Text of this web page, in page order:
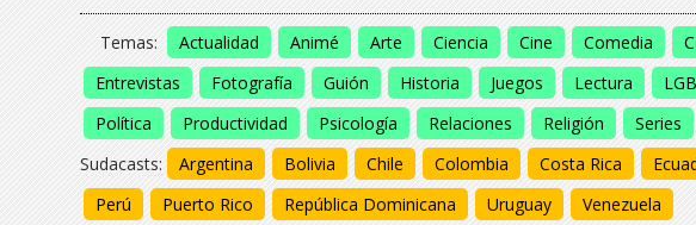
Temas: Actualidad Animé Arte Ciencia Cine Comedia
Entrevistas
Fotografía Guión Historia Juegos Lectura
Política
Productividad Psicología Relaciones Religión Series
Sudacasts:
Argentina Bolivia Chile Colombia Costa Rica
Perú
Puerto Rico República Dominicana Uruguay Venezuela